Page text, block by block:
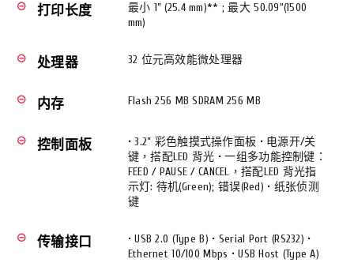
remove_circle_outline 打印长度
最小 1” (25.4 mm)** ; 最大 50.09“(1500
mm)
remove_circle_outline 处理器 32 位元高效能微处理器
remove_circle_outline 内存 Flash 256 MB SDRAM 256 MB
remove_circle_outline 控制面板
• 3.2” 彩色触摸式操作面板 • 电源开/关
键，搭配LED 背光 • 一组多功能控制键：
FEED / PAUSE / CANCEL，搭配LED 背光指
示灯: 待机(Green); 错误(Red) • 纸张侦测
键
remove_circle_outline 传输接口
• USB 2.0 (Type B) • Serial Port (RS232) •
Ethernet 10/100 Mbps • USB Host (Type A)